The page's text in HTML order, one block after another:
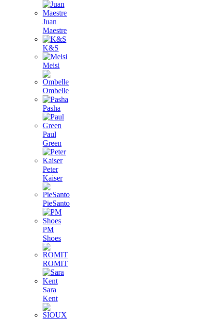
Juan
Maestre
K&S
Meisi
Ombelle
Pasha
Paul
Green
Peter
Kaiser
PieSanto
PM
Shoes
ROMIT
Sara
Kent